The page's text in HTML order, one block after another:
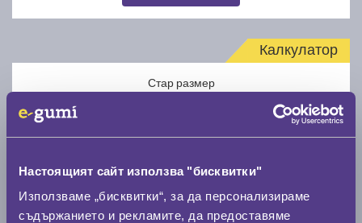
Настоящият сайт използва "бисквитки"
Използваме „бисквитки“, за да персонализираме
съдържанието и рекламите, да предоставяме
Калкулатор
Стар размер
Нов размер